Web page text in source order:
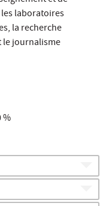
laboratoires
la recherche
le journalisme
%